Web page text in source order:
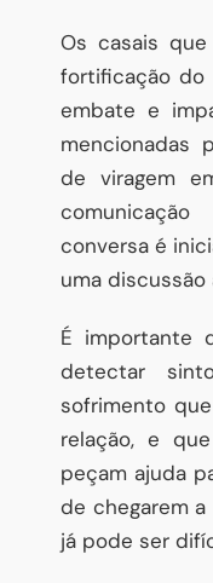
Os casais
fortificação do
embate e
mencionadas
de viragem
conversa é
uma discussão
É importante
detectar
sofrimento
relação, e
peçam ajuda
de chegarem
já pode ser